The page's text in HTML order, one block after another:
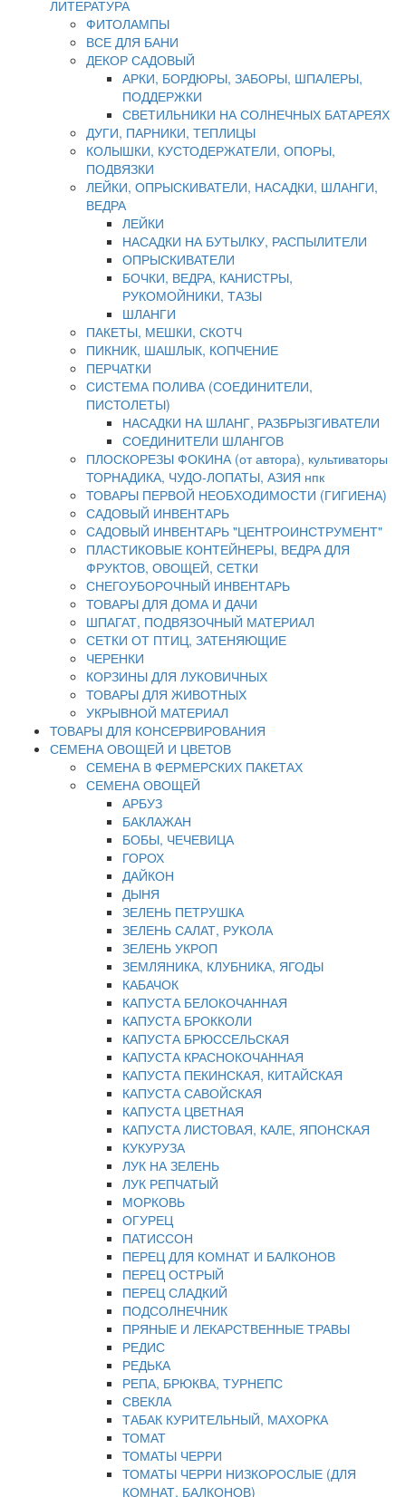
ЛИТЕРАТУРА
ФИТОЛАМПЫ
ВСЕ ДЛЯ БАНИ
ДЕКОР САДОВЫЙ
АРКИ, БОРДЮРЫ, ЗАБОРЫ, ШПАЛЕРЫ,
ПОДДЕРЖКИ
СВЕТИЛЬНИКИ НА СОЛНЕЧНЫХ БАТАРЕЯХ
ДУГИ, ПАРНИКИ, ТЕПЛИЦЫ
КОЛЫШКИ, КУСТОДЕРЖАТЕЛИ, ОПОРЫ,
ПОДВЯЗКИ
ЛЕЙКИ, ОПРЫСКИВАТЕЛИ, НАСАДКИ, ШЛАНГИ,
ВЕДРА
ЛЕЙКИ
НАСАДКИ НА БУТЫЛКУ, РАСПЫЛИТЕЛИ
ОПРЫСКИВАТЕЛИ
БОЧКИ, ВЕДРА, КАНИСТРЫ,
РУКОМОЙНИКИ, ТАЗЫ
ШЛАНГИ
ПАКЕТЫ, МЕШКИ, СКОТЧ
ПИКНИК, ШАШЛЫК, КОПЧЕНИЕ
ПЕРЧАТКИ
СИСТЕМА ПОЛИВА (СОЕДИНИТЕЛИ,
ПИСТОЛЕТЫ)
НАСАДКИ НА ШЛАНГ, РАЗБРЫЗГИВАТЕЛИ
СОЕДИНИТЕЛИ ШЛАНГОВ
ПЛОСКОРЕЗЫ ФОКИНА (от автора), культиваторы
ТОРНАДИКА, ЧУДО-ЛОПАТЫ, АЗИЯ нпк
ТОВАРЫ ПЕРВОЙ НЕОБХОДИМОСТИ (ГИГИЕНА)
САДОВЫЙ ИНВЕНТАРЬ
САДОВЫЙ ИНВЕНТАРЬ "ЦЕНТРОИНСТРУМЕНТ"
ПЛАСТИКОВЫЕ КОНТЕЙНЕРЫ, ВЕДРА ДЛЯ
ФРУКТОВ, ОВОЩЕЙ, СЕТКИ
СНЕГОУБОРОЧНЫЙ ИНВЕНТАРЬ
ТОВАРЫ ДЛЯ ДОМА И ДАЧИ
ШПАГАТ, ПОДВЯЗОЧНЫЙ МАТЕРИАЛ
СЕТКИ ОТ ПТИЦ, ЗАТЕНЯЮЩИЕ
ЧЕРЕНКИ
КОРЗИНЫ ДЛЯ ЛУКОВИЧНЫХ
ТОВАРЫ ДЛЯ ЖИВОТНЫХ
УКРЫВНОЙ МАТЕРИАЛ
ТОВАРЫ ДЛЯ КОНСЕРВИРОВАНИЯ
СЕМЕНА ОВОЩЕЙ И ЦВЕТОВ
СЕМЕНА В ФЕРМЕРСКИХ ПАКЕТАХ
СЕМЕНА ОВОЩЕЙ
АРБУЗ
БАКЛАЖАН
БОБЫ, ЧЕЧЕВИЦА
ГОРОХ
ДАЙКОН
ДЫНЯ
ЗЕЛЕНЬ ПЕТРУШКА
ЗЕЛЕНЬ САЛАТ, РУКОЛА
ЗЕЛЕНЬ УКРОП
ЗЕМЛЯНИКА, КЛУБНИКА, ЯГОДЫ
КАБАЧОК
КАПУСТА БЕЛОКОЧАННАЯ
КАПУСТА БРОККОЛИ
КАПУСТА БРЮССЕЛЬСКАЯ
КАПУСТА КРАСНОКОЧАННАЯ
КАПУСТА ПЕКИНСКАЯ, КИТАЙСКАЯ
КАПУСТА САВОЙСКАЯ
КАПУСТА ЦВЕТНАЯ
КАПУСТА ЛИСТОВАЯ, КАЛЕ, ЯПОНСКАЯ
КУКУРУЗА
ЛУК НА ЗЕЛЕНЬ
ЛУК РЕПЧАТЫЙ
МОРКОВЬ
ОГУРЕЦ
ПАТИССОН
ПЕРЕЦ ДЛЯ КОМНАТ И БАЛКОНОВ
ПЕРЕЦ ОСТРЫЙ
ПЕРЕЦ СЛАДКИЙ
ПОДСОЛНЕЧНИК
ПРЯНЫЕ И ЛЕКАРСТВЕННЫЕ ТРАВЫ
РЕДИС
РЕДЬКА
РЕПА, БРЮКВА, ТУРНЕПС
СВЕКЛА
ТАБАК КУРИТЕЛЬНЫЙ, МАХОРКА
ТОМАТ
ТОМАТЫ ЧЕРРИ
ТОМАТЫ ЧЕРРИ НИЗКОРОСЛЫЕ (ДЛЯ
КОМНАТ, БАЛКОНОВ)